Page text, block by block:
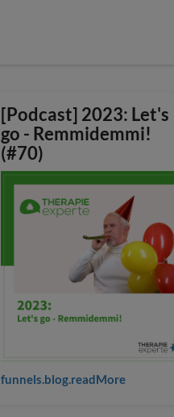
[Podcast] 2023: Let's
go - Remmidemmi!
(#70)
funnels.blog.readMore